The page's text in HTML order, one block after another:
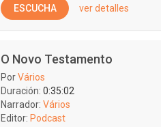
ESCUCHA ver detalles
O Novo Testamento
PorVários
Duración: 0:35:02
Narrador: Vários
Editor: Podcast